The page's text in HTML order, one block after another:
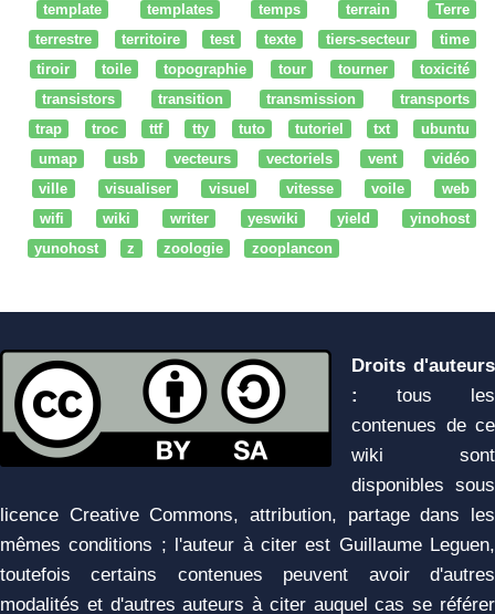
template
templates temps terrain
Terre
terrestre
territoire test texte tiers-secteur
time
tiroir
toile topographie tour tourner
toxicité
transistors
transition transmission
transports
trap
troc ttf tty tuto tutoriel txt
ubuntu
umap
usb vecteurs vectoriels vent
vidéo
ville
visualiser visuel vitesse voile
web
wifi
wiki writer yeswiki yield
yinohost
yunohost
z zoologie zooplancon
Droits d'auteurs
:
tous les
contenues de ce
wiki sont
disponibles sous
licence Creative Commons, attribution, partage dans les
mêmes conditions ; l'auteur à citer est Guillaume Leguen,
toutefois certains contenues peuvent avoir d'autres
modalités et d'autres auteurs à citer auquel cas se référer